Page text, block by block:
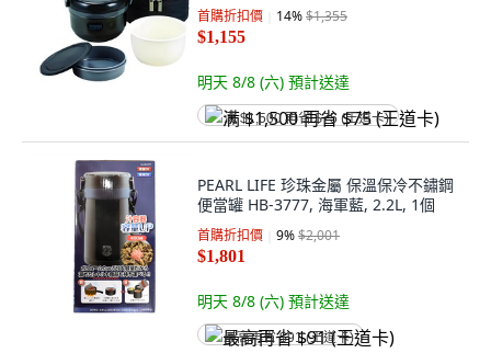
首購折扣價 14%$1,355
$1,155
明天 8/8 (六) 預計送達
满 $1,500 再省 $75 (王道卡)
PEARL LIFE 珍珠金屬 保溫保冷不鏽鋼
便當罐 HB-3777, 海軍藍, 2.2L, 1個
首購折扣價 9%$2,001
$1,801
明天 8/8 (六) 預計送達
最高再省 $91 (王道卡)